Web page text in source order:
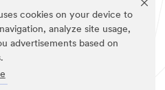
cookies on your device to
analyze site usage,
advertisements based on